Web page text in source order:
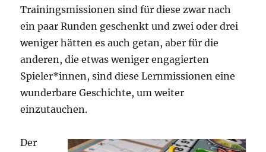
Trainingsmissionen sind für diese zwar nach
ein paar Runden geschenkt und zwei oder drei
weniger hätten es auch getan, aber für die
anderen, die etwas weniger engagierten
Spieler*innen, sind diese Lernmissionen eine
wunderbare Geschichte, um weiter
einzutauchen.
Der